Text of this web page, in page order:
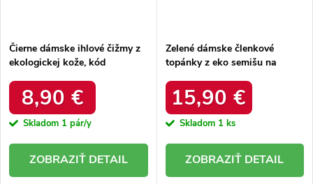
Čierne dámske ihlové čižmy z
ekologickej kože, kód
8,90 €
Skladom 1 pár/y
DETAIL
Zelené dámske členkové
topánky z eko semišu na
zipsom, kód produktu 168-500
GREEN
15,90 €
Skladom 1 ks
DETAIL